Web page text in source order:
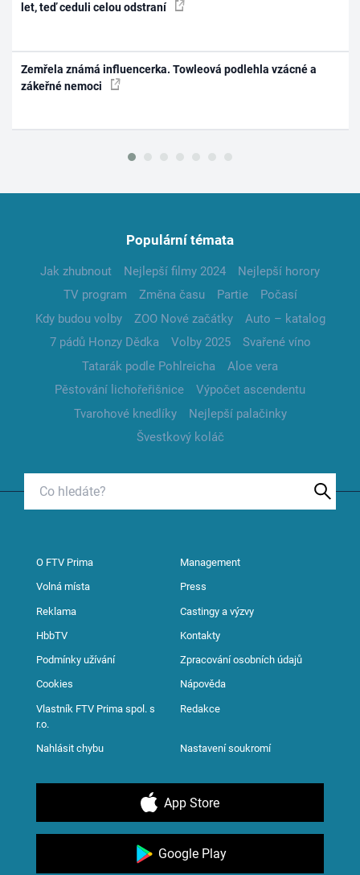
let, teď ceduli celou odstraní
Zemřela známá influencerka. Towleová podlehla vzácné a
zákeřné nemoci
Populární témata
Jak zhubnout Nejlepší filmy 2024
Nejlepší horory
TV program
Změna času Partie
Počasí
Kdy budou volby
ZOO Nové začátky
Auto – katalog
7 pádů Honzy Dědka
Volby 2025
Svařené víno
Tatarák podle Pohlreicha
Aloe vera
Pěstování lichořeřišnice
Výpočet ascendentu
Tvarohové knedlíky
Nejlepší palačinky
Švestkový koláč
O FTV Prima Management
Volná místa Press
Reklama Castingy a výzvy
HbbTV Kontakty
Podmínky užívání Zpracování osobních údajů
Cookies Nápověda
Vlastník FTV Prima spol. s
r.o.
Redakce
Nahlásit chybu Nastavení soukromí
App Store
Google Play